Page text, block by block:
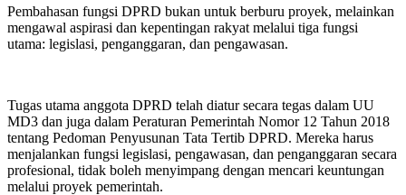
Pembahasan fungsi DPRD bukan untuk berburu proyek, melainkan
mengawal aspirasi dan kepentingan rakyat melalui tiga fungsi
utama: legislasi, penganggaran, dan pengawasan.
Tugas utama anggota DPRD telah diatur secara tegas dalam UU
MD3 dan juga dalam Peraturan Pemerintah Nomor 12 Tahun 2018
tentang Pedoman Penyusunan Tata Tertib DPRD. Mereka harus
menjalankan fungsi legislasi, pengawasan, dan penganggaran secara
profesional, tidak boleh menyimpang dengan mencari keuntungan
melalui proyek pemerintah.